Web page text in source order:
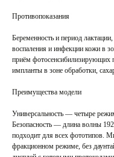
Противопоказания
Беременность и период
воспаления и инфекции кожи в
приём фотосенсибилизирующих
импланты в зоне обработки,
Преимущества модели
Универсальность — четыре
Безопасность — длина волны
подходит для всех фототипов.
фракционном режиме, без